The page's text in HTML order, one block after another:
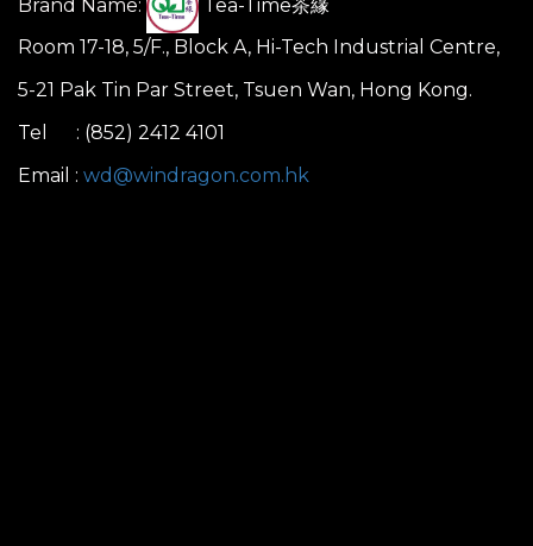
Brand Name:
Tea-Time茶緣
Room 17-18, 5/F., Block A, Hi-Tech Industrial Centre,
5-21 Pak Tin Par Street, Tsuen Wan, Hong Kong.
Tel : (852) 2412 4101
Email : wd@windragon.com.hk